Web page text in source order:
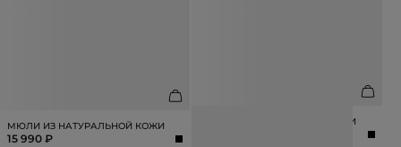
МЮЛИ ИЗ НАТУРАЛЬНОЙ КОЖИ
15 990 ₽
МЮЛИ ИЗ НАТУРАЛЬНОЙ КОЖИ